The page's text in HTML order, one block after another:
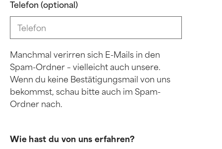
Telefon (optional)
Manchmal verirren sich E-Mails in den
Spam-Ordner – vielleicht auch unsere.
Wenn du keine Bestätigungsmail von uns
bekommst, schau bitte auch im Spam-
Ordner nach.
Wie hast du von uns erfahren?